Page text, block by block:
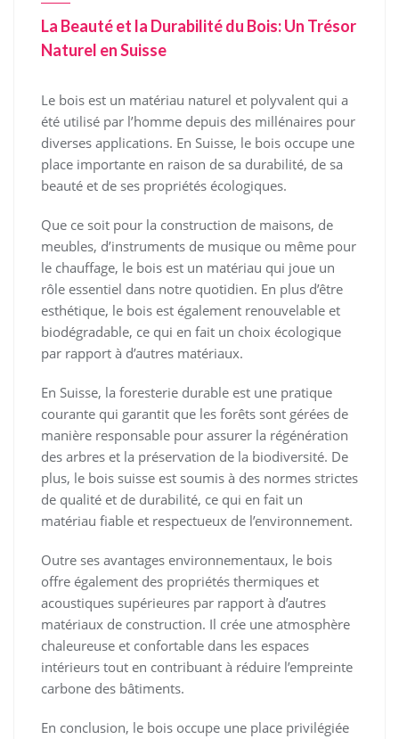
La Beauté et la Durabilité du Bois: Un Trésor
Naturel en Suisse
Le bois est un matériau naturel et polyvalent qui a
été utilisé par l’homme depuis des millénaires pour
diverses applications. En Suisse, le bois occupe une
place importante en raison de sa durabilité, de sa
beauté et de ses propriétés écologiques.
Que ce soit pour la construction de maisons, de
meubles, d’instruments de musique ou même pour
le chauffage, le bois est un matériau qui joue un
rôle essentiel dans notre quotidien. En plus d’être
esthétique, le bois est également renouvelable et
biodégradable, ce qui en fait un choix écologique
par rapport à d’autres matériaux.
En Suisse, la foresterie durable est une pratique
courante qui garantit que les forêts sont gérées de
manière responsable pour assurer la régénération
des arbres et la préservation de la biodiversité. De
plus, le bois suisse est soumis à des normes strictes
de qualité et de durabilité, ce qui en fait un
matériau fiable et respectueux de l’environnement.
Outre ses avantages environnementaux, le bois
offre également des propriétés thermiques et
acoustiques supérieures par rapport à d’autres
matériaux de construction. Il crée une atmosphère
chaleureuse et confortable dans les espaces
intérieurs tout en contribuant à réduire l’empreinte
carbone des bâtiments.
En conclusion, le bois occupe une place privilégiée